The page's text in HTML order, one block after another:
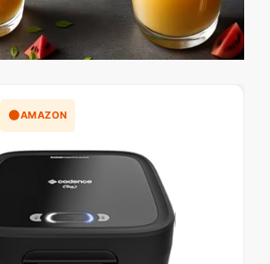
🟠AMAZON